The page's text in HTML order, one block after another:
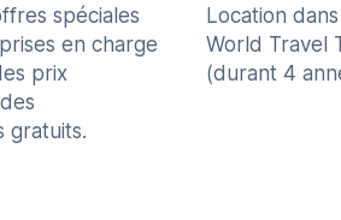
spéciales
en charge
prix
gratuits.
Location
World Travel
(durant 4